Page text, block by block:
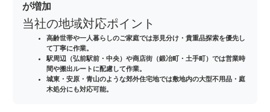
が増加
当社の地域対応ポイント
高齢世帯や一人暮らしのご家庭では形見分け・貴重品探索を優先し
て丁寧に作業。
駅周辺（弘前駅前・中央）や商店街（鍛冶町・土手町）では営業時
間や搬出ルートに配慮して作業。
城東・安原・青山のような郊外住宅地では敷地内の大型不用品・庭
木処分にも対応可能。